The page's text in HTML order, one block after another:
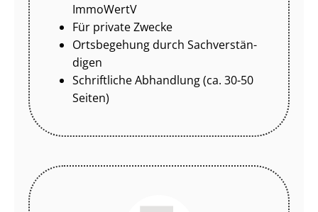
ImmoWertV
Für private Zwecke
Ortsbegehung durch Sach­ver­stän­
di­gen
Schriftliche Abhandlung (ca. 30-50
Seiten)